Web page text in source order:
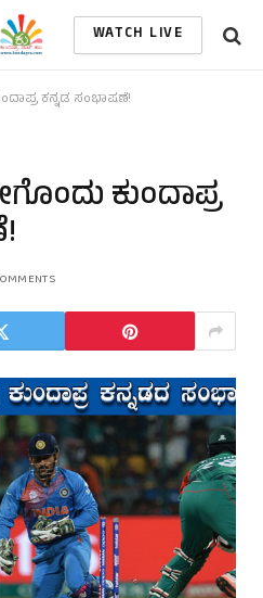
WATCH LIVE
ಕನ್ನಡ ಸಂಭಾಷಣೆ!
ಕುಂದಾಪ್ರ